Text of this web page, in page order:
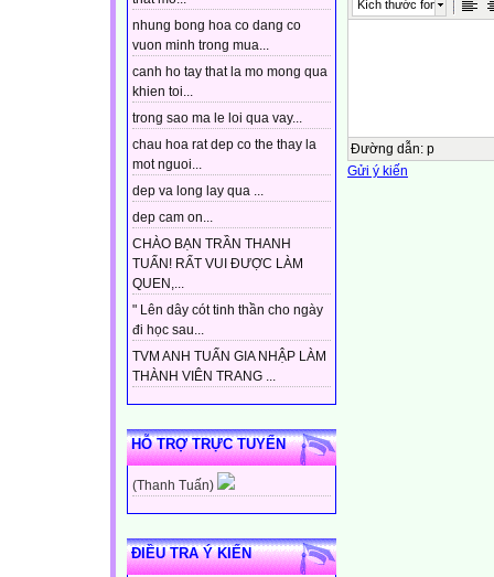
nhung bong hoa co dang co
vuon minh trong mua...
canh ho tay that la mo mong qua
khien toi...
trong sao ma le loi qua vay...
chau hoa rat dep co the thay la
mot nguoi...
dep va long lay qua ...
dep cam on...
CHÀO BẠN TRẦN THANH
TUẤN! RẤT VUI ĐƯỢC LÀM
QUEN,...
" Lên dây cót tinh thần cho ngày
đi học sau...
TVM ANH TUẤN GIA NHẬP LÀM
THÀNH VIÊN TRANG ...
HỖ TRỢ TRỰC TUYẾN
(Thanh Tuấn)
ĐIỀU TRA Ý KIẾN
Kích thước font
Đường dẫn: p
Gửi ý kiến